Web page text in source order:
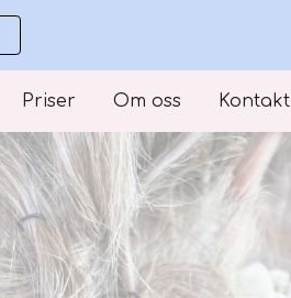
Priser Om oss Kontakt